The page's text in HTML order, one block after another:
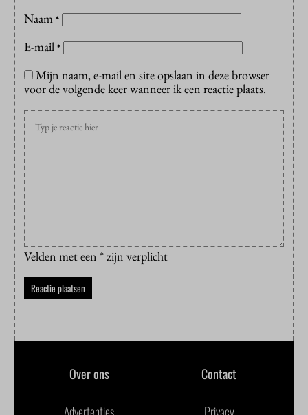
Naam *
E-mail *
Mijn naam, e-mail en site opslaan in deze browser
voor de volgende keer wanneer ik een reactie plaats.
Velden met een * zijn verplicht
Over ons Contact
Advertenties Privacy